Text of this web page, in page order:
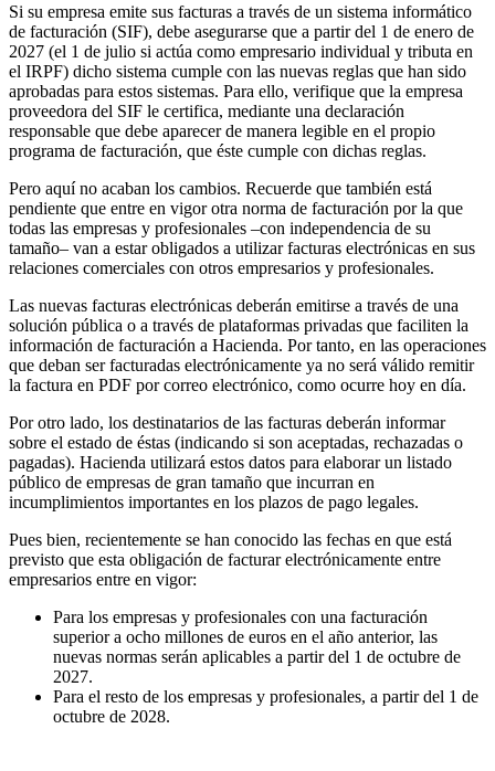
Si su empresa emite sus facturas a través de un sistema informático
de facturación (SIF), debe asegurarse que a partir del 1 de enero de
2027 (el 1 de julio si actúa como empresario individual y tributa en
el IRPF) dicho sistema cumple con las nuevas reglas que han sido
aprobadas para estos sistemas. Para ello, verifique que la empresa
proveedora del SIF le certifica, mediante una declaración
responsable que debe aparecer de manera legible en el propio
programa de facturación, que éste cumple con dichas reglas.
Pero aquí no acaban los cambios. Recuerde que también está
pendiente que entre en vigor otra norma de facturación por la que
todas las empresas y profesionales –con independencia de su
tamaño– van a estar obligados a utilizar facturas electrónicas en sus
relaciones comerciales con otros empresarios y profesionales.
Las nuevas facturas electrónicas deberán emitirse a través de una
solución pública o a través de plataformas privadas que faciliten la
información de facturación a Hacienda. Por tanto, en las operaciones
que deban ser facturadas electrónicamente ya no será válido remitir
la factura en PDF por correo electrónico, como ocurre hoy en día.
Por otro lado, los destinatarios de las facturas deberán informar
sobre el estado de éstas (indicando si son aceptadas, rechazadas o
pagadas). Hacienda utilizará estos datos para elaborar un listado
público de empresas de gran tamaño que incurran en
incumplimientos importantes en los plazos de pago legales.
Pues bien, recientemente se han conocido las fechas en que está
previsto que esta obligación de facturar electrónicamente entre
empresarios entre en vigor:
Para los empresas y profesionales con una facturación
superior a ocho millones de euros en el año anterior, las
nuevas normas serán aplicables a partir del 1 de octubre de
2027.
Para el resto de los empresas y profesionales, a partir del 1 de
octubre de 2028.